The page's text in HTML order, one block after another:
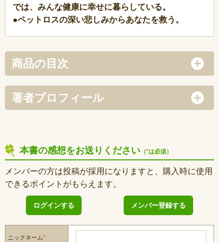
では、みんな健康に幸せに暮らしている。
●ペットロスの深い悲しみからあなたを救う。
商品の目次
著者プロフィール
本書の感想をお送りください （*は必須）
メンバーの方は投稿が採用になりますと、購入時に使用
できるポイントがもらえます。
ログインする メンバー登録する
ニックネーム*